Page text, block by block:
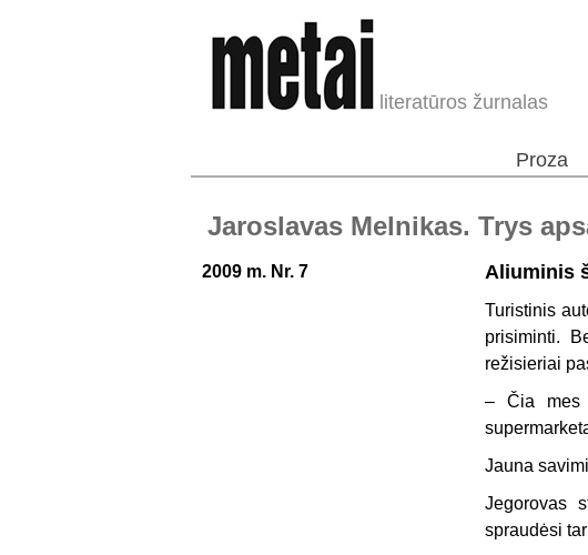
literatūros žurnalas
Proza
Jaroslavas Melnikas. Trys
2009 m. Nr. 7 Aliuminis
Turistinis
prisiminti.
režisieriai
– Čia mes
Jauna
Jegorovas
spraudėsi